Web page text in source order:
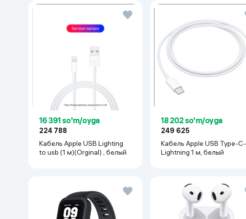
16 391 so'm/oyga
224 788
Кабель Apple USB Lighting
to usb (1 м)(Orginal) , белый
18 202 so'm/oyga
249 625
Кабель Apple USB Type-C-
Lightning 1 м, белый